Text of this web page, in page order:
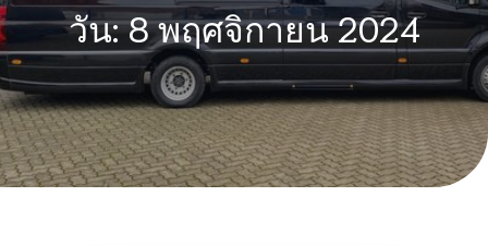
วัน:8 พฤศจิกายน 2024